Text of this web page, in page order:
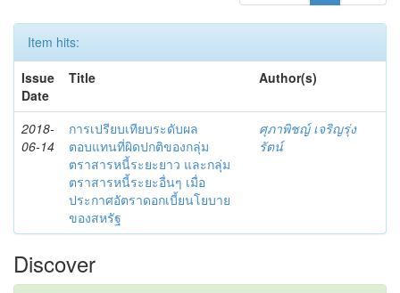
Item hits:
Issue
Date
Title Author(s)
2018-
06-14
การเปรียบเทียบระดับผล
ตอบแทนที่ผิดปกติของกลุ่ม
ตราสารหนี้ระยะยาว และกลุ่ม
ตราสารหนี้ระยะอื่นๆ เมื่อ
ประกาศอัตราดอกเบี้ยนโยบาย
ของสหรัฐ
ศุภาพิชญ์ เจริญรุ่ง
รัตน์
Discover